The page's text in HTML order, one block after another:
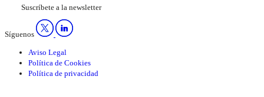
Suscríbete a la newsletter
Síguenos
Aviso Legal
Política de Cookies
Política de privacidad